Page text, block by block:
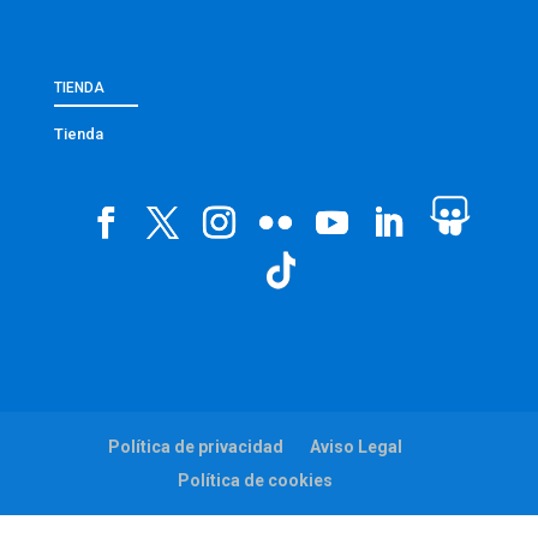
TIENDA
Tienda
Política de privacidad
Aviso Legal
Política de cookies